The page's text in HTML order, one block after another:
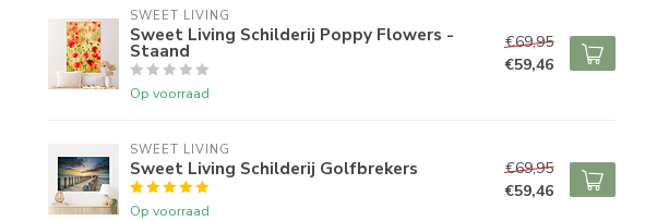
SWEET LIVING
Sweet Living Schilderij Poppy Flowers -
Staand
Op voorraad
€69,95
€59,46
SWEET LIVING
Sweet Living Schilderij Golfbrekers
Op voorraad
€69,95
€59,46